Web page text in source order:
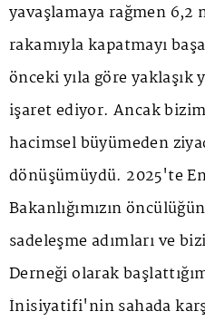
yavaşlamaya rağmen
rakamıyla kapatmayı
önceki yıla göre yaklaşık
işaret ediyor. Ancak
hacimsel büyümeden
dönüşümüydü. 2025'te
Bakanlığımızın
sadeleşme adımları ve
Derneği olarak
İnisiyatifi'nin sahada